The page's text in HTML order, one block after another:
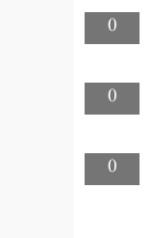
0
0
0